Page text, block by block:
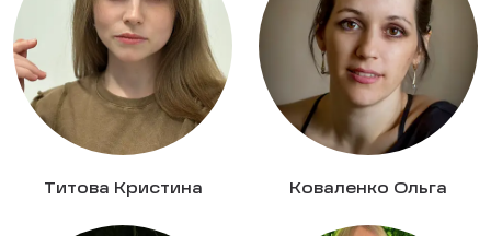
Титова Кристина Коваленко Ольга